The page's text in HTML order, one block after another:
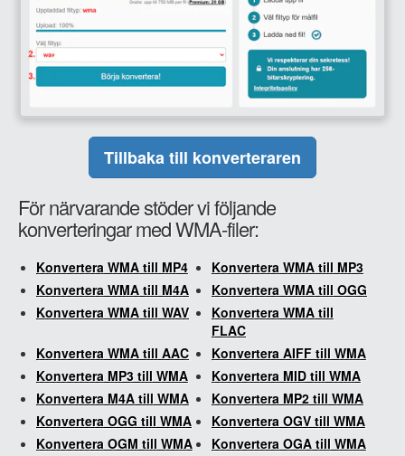
Tillbaka till konverteraren
För närvarande stöder vi följande
konverteringar med WMA-filer:
Konvertera WMA till MP4
Konvertera WMA till MP3
Konvertera WMA till M4A
Konvertera WMA till OGG
Konvertera WMA till WAV
Konvertera WMA till
FLAC
Konvertera WMA till AAC
Konvertera AIFF till WMA
Konvertera MP3 till WMA
Konvertera MID till WMA
Konvertera M4A till WMA
Konvertera MP2 till WMA
Konvertera OGG till WMA
Konvertera OGV till WMA
Konvertera OGM till WMA
Konvertera OGA till WMA